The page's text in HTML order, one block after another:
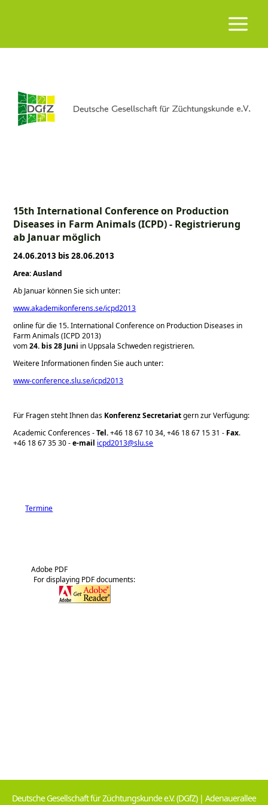
15th International Conference on Production
Diseases in Farm Animals (ICPD) - Registrierung
ab Januar möglich
24.06.2013 bis 28.06.2013
Area: Ausland
Ab Januar können Sie sich unter:
www.akademikonferens.se/icpd2013
online für die 15. International Conference on Production Diseases in
Farm Animals (ICPD 2013)
vom24. bis 28 Juni in Uppsala Schweden registrieren.
Weitere Informationen finden Sie auch unter:
www-conference.slu.se/icpd2013
Für Fragen steht Ihnen das Konferenz Secretariatgern zur Verfügung:
Academic Conferences -Tel.+46 18 67 10 34, +46 18 67 15 31 - Fax.
+46 18 67 35 30 -e-mail icpd2013@slu.se
Termine
Adobe PDF
For displaying PDF documents:
Deutsche Gesellschaft für Züchtungskunde e.V. (DGfZ) | Adenauerallee